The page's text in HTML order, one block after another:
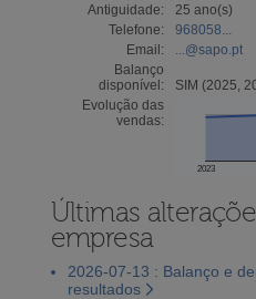
Antiguidade:
25 ano(s)
Telefone:
968058...
Email:
...@sapo.pt
Balanço
disponível:
SIM (2025,
Evolução das
vendas:
2023
Últimas
empresa
2026-07-13 : Balanço e
resultados